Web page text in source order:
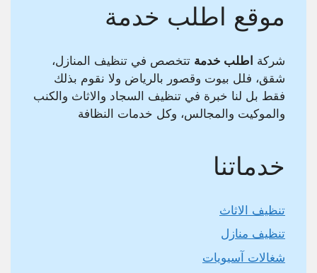
موقع اطلب خدمة
شركة اطلب خدمة تتخصص في تنظيف المنازل،
شقق، فلل بيوت وقصور بالرياض ولا نقوم بذلك
فقط بل لنا خبرة في تنظيف السجاد والاثاث والكنب
والموكيت والمجالس، وكل خدمات النظافة
خدماتنا
تنظيف الاثاث
تنظيف منازل
شغالات آسيويات